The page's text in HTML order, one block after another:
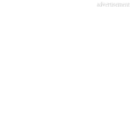
advertisement